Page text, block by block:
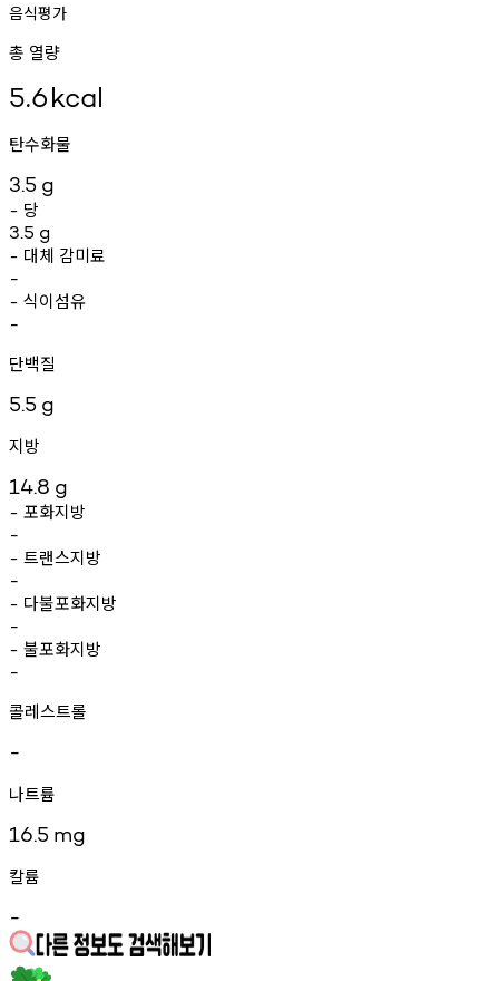
음식평가
총 열량
5.6kcal
탄수화물
3.5 g
- 당
3.5 g
- 대체 감미료
-
- 식이섬유
-
단백질
5.5 g
지방
14.8 g
- 포화지방
-
- 트랜스지방
-
- 다불포화지방
-
- 불포화지방
-
콜레스트롤
-
나트륨
16.5 mg
칼륨
-